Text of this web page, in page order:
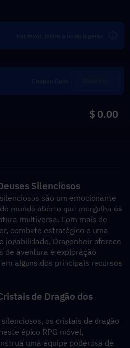
$ 0.00
Silenciosos
são um emocionante
mundo aberto que mergulha os
multiversa. Com mais de
combate estratégico e uma
jogabilidade, Dragonheir oferece
de aventura e exploração.
alguns dos principais recursos
de Dragão dos
os cristais de dragão
épico RPG móvel,
uma equipe poderosa de